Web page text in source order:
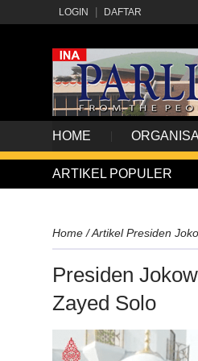
LOGIN DAFTAR
HOME
ARTIKEL POPULER
Home /Artikel Presiden
Presiden
Zayed Solo